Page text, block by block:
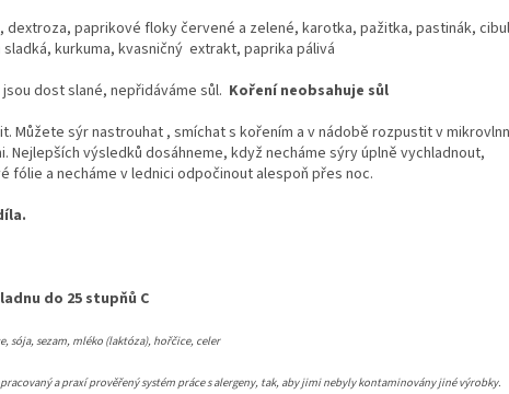
dextroza, paprikové floky červené a zelené, karotka, pažitka, pastinák,
kurkuma, kvasničný extrakt, paprika pálivá
dost slané, nepřidáváme sůl. Koření neobsahuje sůl
Můžete sýr nastrouhat , smíchat s kořením a v nádobě rozpustit v
Nejlepších výsledků dosáhneme, když necháme sýry úplně vychladnout,
fólie a necháme v lednici odpočinout alespoň přes noc.
do 25 stupňů C
sója, sezam, mléko (laktóza), hořčice, celer
a praxí prověřený systém práce s alergeny, tak, aby jimi nebyly kontaminovány jiné výrobky.